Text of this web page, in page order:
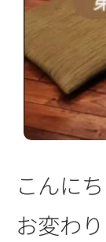
こんに
お変わ